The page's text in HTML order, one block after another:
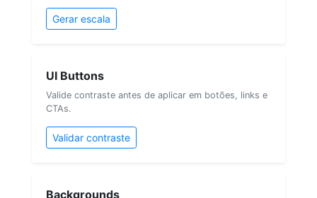
Gerar escala
UI Buttons
Valide contraste antes de aplicar em botões, links e
CTAs.
Validar contraste
Backgrounds